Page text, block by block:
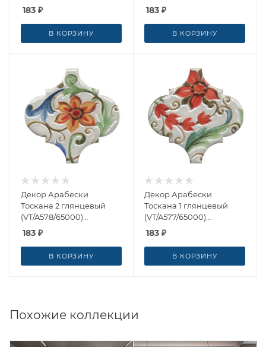
6.5x6.5x0.7 от Kerama
183 ₽
В КОРЗИНУ
6.5x6.5x0.7 от Kerama
183 ₽
В КОРЗИНУ
Декор Арабески
Тоскана 2 глянцевый
(VT/A578/65000)
6.5x6.5x0.7 от Kerama
183 ₽
В КОРЗИНУ
Декор Арабески
Тоскана 1 глянцевый
(VT/A577/65000)
6.5x6.5x0.7 от Kerama
183 ₽
В КОРЗИНУ
Похожие коллекции